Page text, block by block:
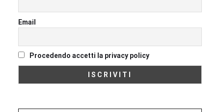
Email
Procedendo accetti la privacy policy